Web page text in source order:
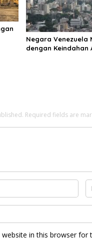
Negara Venezuela
dengan Keindahan
Required fields are
website in this browser